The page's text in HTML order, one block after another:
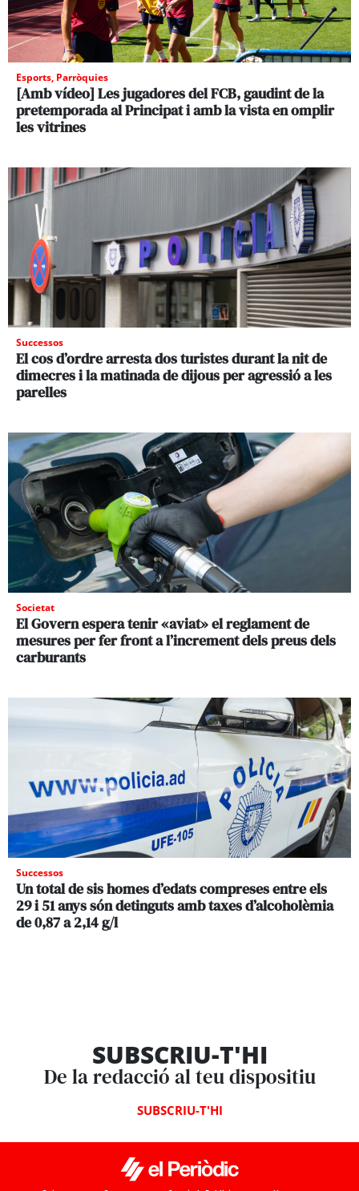
Esports, Parròquies
[Amb vídeo] Les jugadores del FCB, gaudint de la
pretemporada al Principat i amb la vista en omplir
les vitrines
Successos
El cos d’ordre arresta dos turistes durant la nit de
dimecres i la matinada de dijous per agressió a les
parelles
Societat
El Govern espera tenir «aviat» el reglament de
mesures per fer front a l’increment dels preus dels
carburants
Successos
Un total de sis homes d’edats compreses entre els
29 i 51 anys són detinguts amb taxes d’alcoholèmia
de 0,87 a 2,14 g/l
SUBSCRIU-T'HI
De la redacció al teu dispositiu
SUBSCRIU-T'HI